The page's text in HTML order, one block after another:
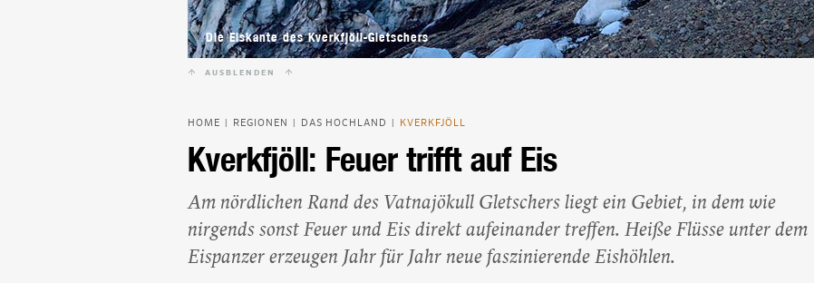
Camping auf Island
Island Urlaub
Die Eiskante des Kverkfjöll-Gletschers
AUSBLENDEN
HOME REGIONEN DAS HOCHLAND KVERKFJÖLL
Kverkfjöll: Feuer trifft auf Eis
Am nördlichen Rand des Vatnajökull Gletschers liegt ein Gebiet, in dem wie
nirgends sonst Feuer und Eis direkt aufeinander treffen. Heiße Flüsse unter dem
Eispanzer erzeugen Jahr für Jahr neue faszinierende Eishöhlen.